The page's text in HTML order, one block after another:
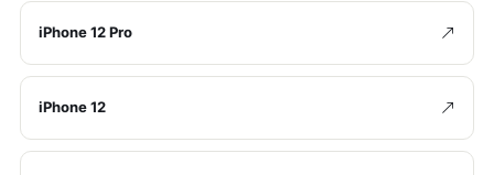
iPhone 12 Pro
iPhone 12